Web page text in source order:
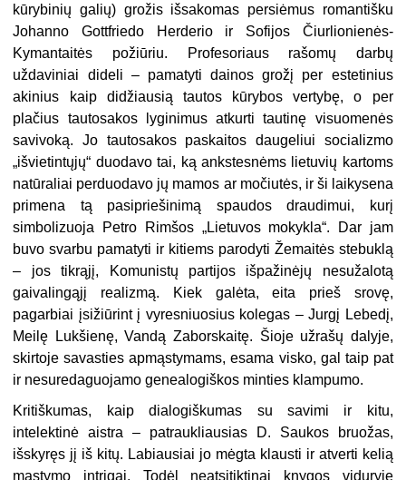
kūrybinių galių) grožis išsakomas persiėmus romantišku
Johanno Gottfriedo Herderio ir Sofijos Čiurlionienės-
Kymantaitės požiūriu. Profesoriaus rašomų darbų
uždaviniai dideli – pamatyti dainos grožį per estetinius
akinius kaip didžiausią tautos kūrybos vertybę, o per
plačius tautosakos lyginimus atkurti tautinę visuomenės
savivoką. Jo tautosakos paskaitos daugeliui socializmo
„išvietintųjų“ duodavo tai, ką ankstesnėms lietuvių kartoms
natūraliai perduodavo jų mamos ar močiutės, ir ši laikysena
primena tą pasipriešinimą spaudos draudimui, kurį
simbolizuoja Petro Rimšos „Lietuvos mokykla“. Dar jam
buvo svarbu pamatyti ir kitiems parodyti Žemaitės stebuklą
– jos tikrąjį, Komunistų partijos išpažinėjų nesužalotą
gaivalingąjį realizmą. Kiek galėta, eita prieš srovę,
pagarbiai įsižiūrint į vyresniuosius kolegas – Jurgį Lebedį,
Meilę Lukšienę, Vandą Zaborskaitę. Šioje užrašų dalyje,
skirtoje savasties apmąstymams, esama visko, gal taip pat
ir nesuredaguojamo genealogiškos minties klampumo.
Kritiškumas, kaip dialogiškumas su savimi ir kitu,
intelektinė aistra – patraukliausias D. Saukos bruožas,
išskyręs jį iš kitų. Labiausiai jo mėgta klausti ir atverti kelią
mąstymo intrigai. Todėl neatsitiktinai knygos viduryje